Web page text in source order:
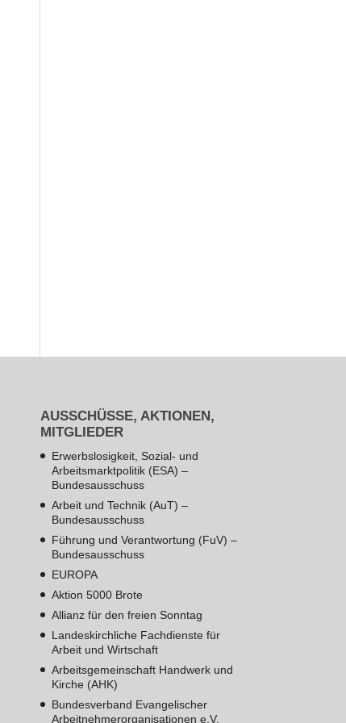
AUSSCHÜSSE, AKTIONEN,
MITGLIEDER
Erwerbslosigkeit, Sozial- und
Arbeitsmarktpolitik (ESA) –
Bundesausschuss
Arbeit und Technik (AuT) –
Bundesausschuss
Führung und Verantwortung (FuV) –
Bundesausschuss
EUROPA
Aktion 5000 Brote
Allianz für den freien Sonntag
Landeskirchliche Fachdienste für
Arbeit und Wirtschaft
Arbeitsgemeinschaft Handwerk und
Kirche (AHK)
Bundesverband Evangelischer
Arbeitnehmerorganisationen e.V.